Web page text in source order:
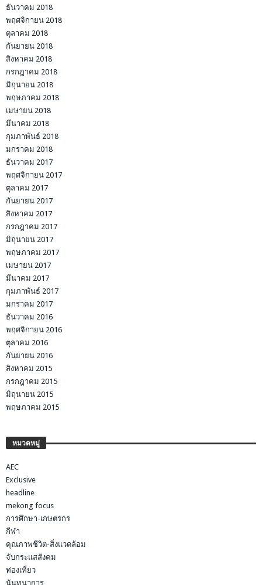
ธันวาคม 2018
พฤศจิกายน 2018
ตุลาคม 2018
กันยายน 2018
สิงหาคม 2018
กรกฎาคม 2018
มิถุนายน 2018
พฤษภาคม 2018
เมษายน 2018
มีนาคม 2018
กุมภาพันธ์ 2018
มกราคม 2018
ธันวาคม 2017
พฤศจิกายน 2017
ตุลาคม 2017
กันยายน 2017
สิงหาคม 2017
กรกฎาคม 2017
มิถุนายน 2017
พฤษภาคม 2017
เมษายน 2017
มีนาคม 2017
กุมภาพันธ์ 2017
มกราคม 2017
ธันวาคม 2016
พฤศจิกายน 2016
ตุลาคม 2016
กันยายน 2016
สิงหาคม 2015
กรกฎาคม 2015
มิถุนายน 2015
พฤษภาคม 2015
หมวดหมู่
AEC
Exclusive
headline
mekong focus
การศึกษา-เกษตรกร
กีฬา
คุณภาพชีวิต-สิ่งแวดล้อม
จับกระแสสังคม
ท่องเที่ยว
นันทนาการ